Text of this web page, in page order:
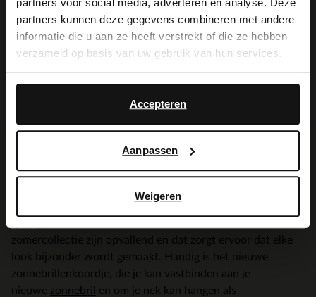
partners kunnen deze gegevens combineren met andere
informatie die u aan ze heeft verstrekt of die ze hebben
verzameld op basis van uw gebruik van hun services.
Accepteren
Aanpassen
Weigeren
Summer essentials
zomercollectie zijn opvallend en dat zorgt ervoor dat elke
look bijzonder wordt gemaakt. Handig is het nieuwe
zonnebrillenkoordje, die je kan vastbinden aan je
nieuwe zonnebril
en om je nek kan hangen als
It looks like your language isn't Dutch. Would
you like to switch to English?
English